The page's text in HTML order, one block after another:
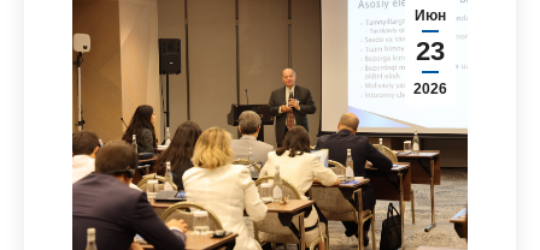
Июн
23
2026